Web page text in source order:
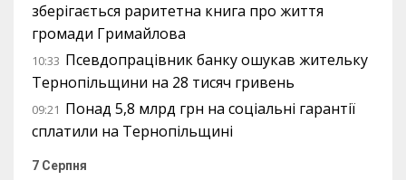
зберігається раритетна книга про життя
громади Гримайлова
10:33 Псевдопрацівник банку ошукав жительку
Тернопільщини на 28 тисяч гривень
09:21 Понад 5,8 млрд грн на соціальні гарантії
сплатили на Тернопільщині
7 Серпня